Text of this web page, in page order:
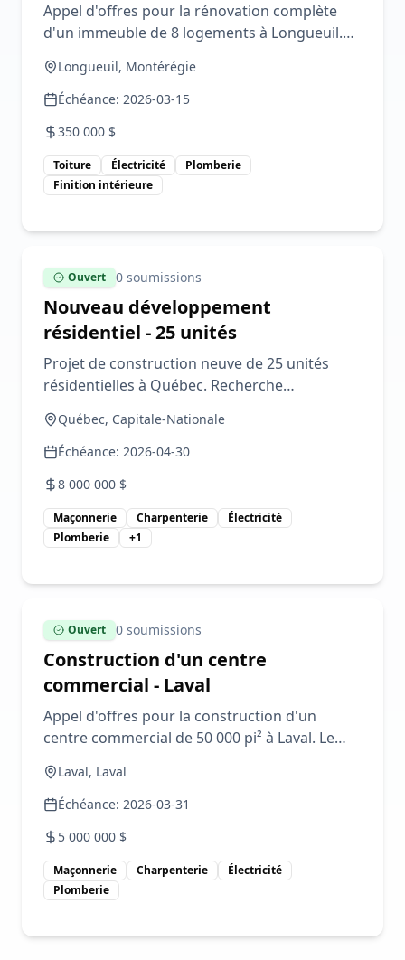
Appel d'offres pour la rénovation complète
d'un immeuble de 8 logements à Longueuil.
finitions. Budget: 350K$.
Longueuil, Montérégie
Échéance: 2026-03-15
350 000 $
Toiture Électricité
Plomberie
Finition intérieure
Ouvert 0 soumissions
Nouveau développement
résidentiel - 25 unités
Projet de construction neuve de 25 unités
résidentielles à Québec. Recherche
Québec, Capitale-Nationale
Échéance: 2026-04-30
8 000 000 $
Maçonnerie Charpenterie
Électricité
Plomberie
+1
Ouvert 0 soumissions
Construction d'un centre
commercial - Laval
Appel d'offres pour la construction d'un
centre commercial de 50 000 pi² à Laval. Le
structure, électricité, plomberie, finition.
Budget prévu : 5M$. Nous recherchons des
projets commerciaux.
Laval, Laval
Échéance: 2026-03-31
5 000 000 $
Maçonnerie Charpenterie
Électricité
Plomberie